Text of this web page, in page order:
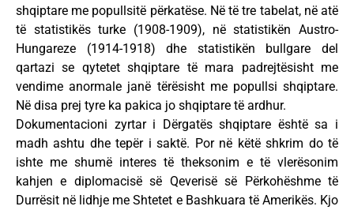
shqiptare me popullsitë përkatëse. Në të tre tabelat, në atë
të statistikës turke (1908-1909), në statistikën Austro-
Hungareze (1914-1918) dhe statistikën bullgare del
qartazi se qytetet shqiptare të mara padrejtësisht me
vendime anormale janë tërësisht me popullsi shqiptare.
Në disa prej tyre ka pakica jo shqiptare të ardhur.
Dokumentacioni zyrtar i Dërgatës shqiptare është sa i
madh ashtu dhe tepër i saktë. Por në këtë shkrim do të
ishte me shumë interes të theksonim e të vlerësonim
kahjen e diplomacisë së Qeverisë së Përkohëshme të
Durrësit në lidhje me Shtetet e Bashkuara të Amerikës. Kjo